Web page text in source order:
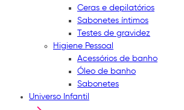
Ceras e depilatórios
Sabonetes íntimos
Testes de gravidez
Higiene Pessoal
Acessórios de banho
Óleo de banho
Sabonetes
Universo Infantil